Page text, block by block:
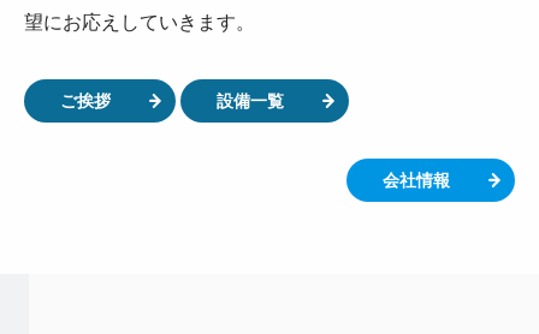
望にお応えしていきます。
ご挨拶 設備一覧
会社情報